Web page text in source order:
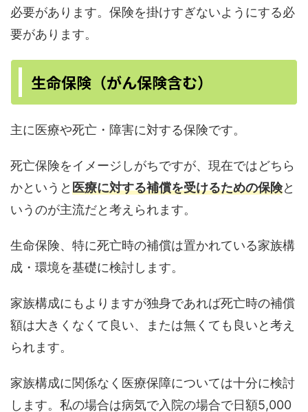
必要があります。保険を掛けすぎないようにする必
要があります。
生命保険（がん保険含む）
主に医療や死亡・障害に対する保険です。
死亡保険をイメージしがちですが、現在ではどちら
かというと医療に対する補償を受けるための保険と
いうのが主流だと考えられます。
生命保険、特に死亡時の補償は置かれている家族構
成・環境を基礎に検討します。
家族構成にもよりますが独身であれば死亡時の補償
額は大きくなくて良い、または無くても良いと考え
られます。
家族構成に関係なく医療保障については十分に検討
します。私の場合は病気で入院の場合で日額5,000